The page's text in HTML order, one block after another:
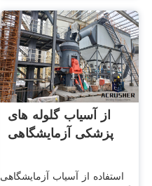
از آسیاب گلوله های
پزشکی آزمایشگاهی
استفاده از آسیاب آزمایشگاهی